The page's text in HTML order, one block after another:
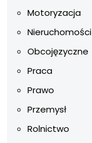
Motoryzacja
Nieruchomości
Obcojęzyczne
Praca
Prawo
Przemysł
Rolnictwo